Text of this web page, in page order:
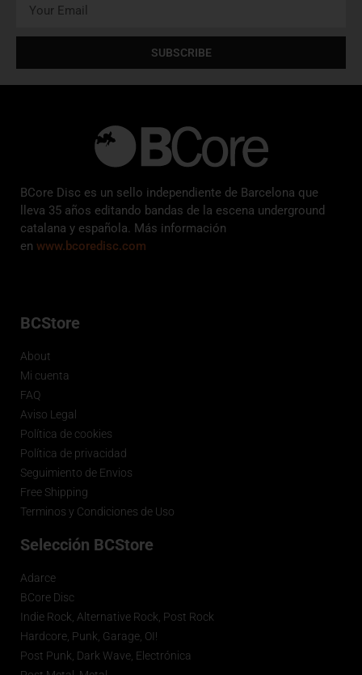
SUBSCRIBE
BCore Disc es un sello independiente de Barcelona que
lleva 35 años editando bandas de la escena underground
catalana y española. Más información
en www.bcoredisc.com
BCStore
About
Mi cuenta
FAQ
Aviso Legal
Política de cookies
Política de privacidad
Seguimiento de Envios
Free Shipping
Terminos y Condiciones de Uso
Selección BCStore
Adarce
BCore Disc
Indie Rock, Alternative Rock, Post Rock
Hardcore, Punk, Garage, OI!
Post Punk, Dark Wave, Electrónica